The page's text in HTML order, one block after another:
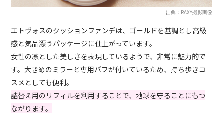
出典：RAXY撮影画像
エトヴォスのクッションファンデは、ゴールドを基調とし高級
感と気品漂うパッケージに仕上がっています。
女性の凛とした美しさを表現しているようで、非常に魅力的で
す。大きめのミラーと専用パフが付いているため、持ち歩きコ
スメとしても便利。
詰替え用のリフィルを利用することで、地球を守ることにもつ
ながります。